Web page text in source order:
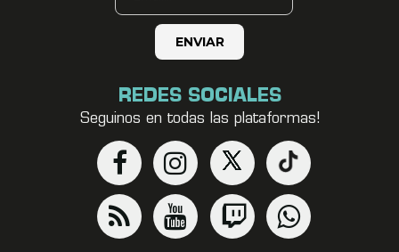
REDES SOCIALES
Seguinos en todas las plataformas!